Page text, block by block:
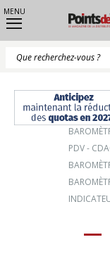
MENU
PDV -